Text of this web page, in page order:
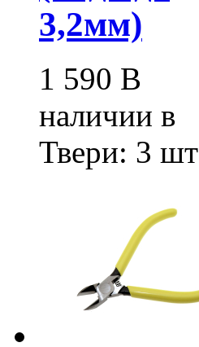
3,2мм)
1 590 В
наличии в
Твери: 3 шт